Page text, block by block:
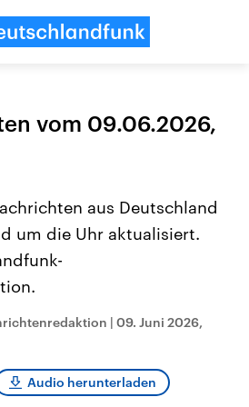
Anhalt
neuen
das
USA
Aktuelle Beiträge,
gehören die Vereinigten
den mächtigsten Ländern
vom 09.06.2026,
aus Deutschland
um die Uhr aktualisiert.
| 09. Juni 2026,
Audio herunterladen